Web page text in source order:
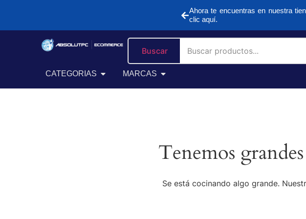
Ahora te encuentras en nuestra
clic aquí.
CATEGORIAS MARCAS
Buscar
Tenemos
Se está cocinando algo grande.